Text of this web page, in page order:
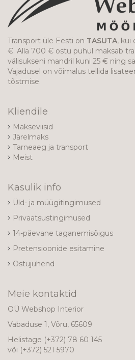
Transport üle Eesti on TASUTA, kui
€. Alla 700 € ostu puhul maksab
välisukseni mandril kuni 25 € ning
Vajadusel on võimalus tellida
tõstmise.
Kliendile
Makseviisid
Järelmaks
Tarneaeg ja transport
Meist
Kasulik info
Üld- ja müügitingimused
Privaatsustingimused
14-päevane taganemisõigus
Pretensioonide esitamine
Ostujuhend
Meie kontaktid
OÜ Webshop Interior
Vabaduse 1, Võru, 65609
Helistage (+372) 78 60 145
või (+372) 521 5970